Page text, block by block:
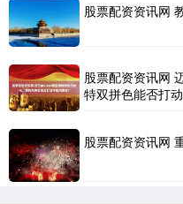
股票配资资讯网
股票配资资讯网
特双拼色能否打
股票配资资讯网